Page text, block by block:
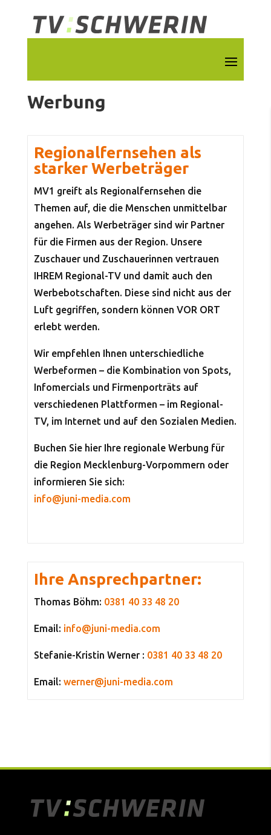
Werbung
Regionalfernsehen als
starker Werbeträger
MV1 greift als Regionalfernsehen die
Themen auf, die die Menschen unmittelbar
angehen. Als Werbeträger sind wir Partner
für die Firmen aus der Region. Unsere
Zuschauer und Zuschauerinnen vertrauen
IHREM Regional-TV und damit auch den
Werbebotschaften. Diese sind nicht aus der
Luft gegriffen, sondern können VOR ORT
erlebt werden.
Wir empfehlen Ihnen unterschiedliche
Werbeformen – die Kombination von Spots,
Infomercials und Firmenporträts auf
verschiedenen Plattformen – im Regional-
TV, im Internet und auf den Sozialen Medien.
Buchen Sie hier Ihre regionale Werbung für
die Region Mecklenburg-Vorpommern oder
informieren Sie sich:
info@juni-media.com
Ihre Ansprechpartner:
Thomas Böhm: 0381 40 33 48 20
Email: info@juni-media.com
Stefanie-Kristin Werner : 0381 40 33 48 20
Email: werner@juni-media.com